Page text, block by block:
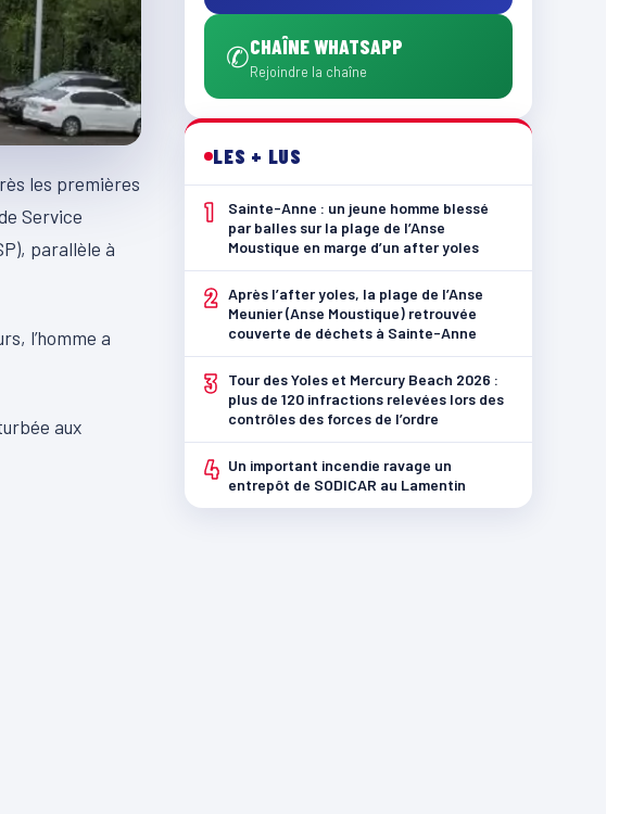
les premières
Service
parallèle à
l’homme a
aux
✆CHAÎNE WHATSAPP
Rejoindre la chaîne
LES + LUS
1
Sainte-Anne : un jeune homme blessé
par balles sur la plage de l’Anse
Moustique en marge d’un after yoles
2 Après l’after yoles, la plage de l’Anse
Meunier (Anse Moustique) retrouvée
couverte de déchets à Sainte-Anne
3
Tour des Yoles et Mercury Beach 2026 :
plus de 120 infractions relevées lors des
contrôles des forces de l’ordre
4 Un important incendie ravage un
entrepôt de SODICAR au Lamentin